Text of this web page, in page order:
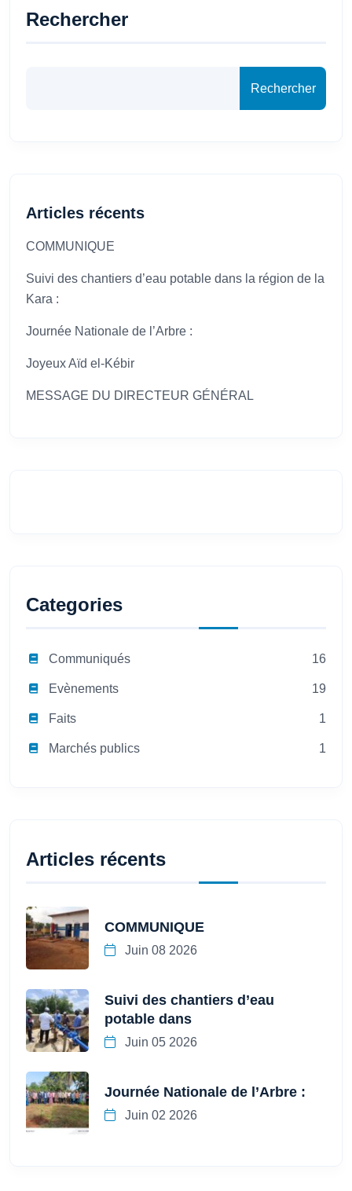
Rechercher
Rechercher
Articles récents
COMMUNIQUE
Suivi des chantiers d’eau potable dans la région de la
Kara :
Journée Nationale de l’Arbre :
Joyeux Aïd el-Kébir
MESSAGE DU DIRECTEUR GÉNÉRAL
Categories
Communiqués 16
Evènements 19
Faits 1
Marchés publics 1
Articles récents
COMMUNIQUE
Juin 08 2026
Suivi des chantiers d’eau
potable dans
Juin 05 2026
Journée Nationale de l’Arbre :
Juin 02 2026